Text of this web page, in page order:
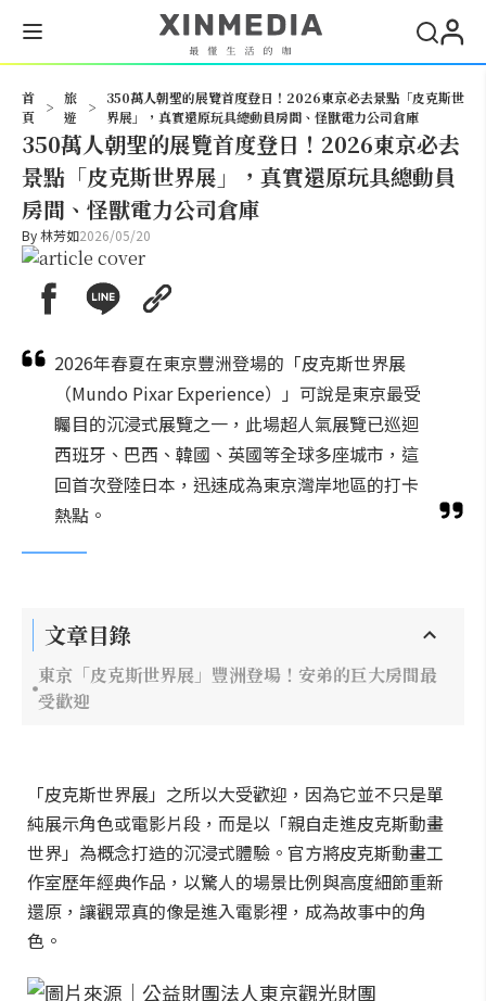
首
頁
>
旅
遊
>
350萬人朝聖的展覽首度登日！2026東京必去景點「皮克斯世
界展」，真實還原玩具總動員房間、怪獸電力公司倉庫
350萬人朝聖的展覽首度登日！2026東京必去
景點「皮克斯世界展」，真實還原玩具總動員
房間、怪獸電力公司倉庫
By林芳如2026/05/20
2026年春夏在東京豐洲登場的「皮克斯世界展
（Mundo Pixar Experience）」可說是東京最受
矚目的沉浸式展覽之一，此場超人氣展覽已巡迴
西班牙、巴西、韓國、英國等全球多座城市，這
回首次登陸日本，迅速成為東京灣岸地區的打卡
熱點。
文章目錄
東京「皮克斯世界展」豐洲登場！安弟的巨大房間最
受歡迎
「皮克斯世界展」之所以大受歡迎，因為它並不只是單
純展示角色或電影片段，而是以「親自走進皮克斯動畫
世界」為概念打造的沉浸式體驗。官方將皮克斯動畫工
作室歷年經典作品，以驚人的場景比例與高度細節重新
還原，讓觀眾真的像是進入電影裡，成為故事中的角
色。